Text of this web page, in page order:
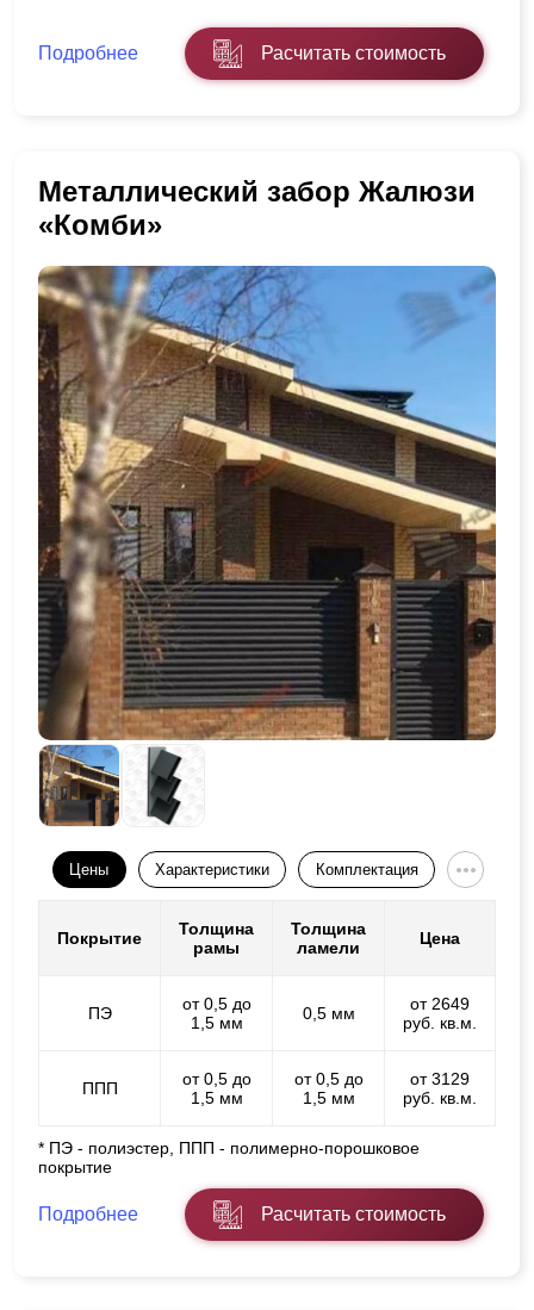
Подробнее Расчитать стоимость
Металлический забор Жалюзи
«Комби»
Цены Характеристики Комплектация
Покрытие
Толщина
рамы
Толщина
ламели
Цена
ПЭ
от 0,5 до
1,5 мм
0,5 мм
от 2649
руб. кв.м.
ППП
от 0,5 до
1,5 мм
от 0,5 до
1,5 мм
от 3129
руб. кв.м.
* ПЭ - полиэстер, ППП - полимерно-порошковое
покрытие
Подробнее Расчитать стоимость